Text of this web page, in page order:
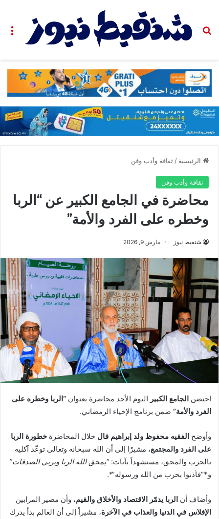
بحث عن
الرئيسية / ثقافة وأدب وفن
ثقافة وأدب وفن
محاضرة في الجامع الكبير عن “الربا
وخطره على الفرد والأمة”
شنقيط نيوز مارس 9, 2026
احتضن الجامع الكبير اليوم الأحد محاضرة بعنوان “الربا وخطره على
الفرد والأمة” ضمن برنامج الإحياء الرمضاني.
وأوضح الفقيه محفوظ ولد إبراهيم فال خلال المحاضرة خطورة الربا
على الفرد والمجتمع، مشيرًا إلى أن الله سبحانه وتعالى توعّد آكليه
بالحرب والمحق، مستشهداً بآيات:“يمحق الله الربا ويربي الصدقات”
و*“فأذنوا بحرب من الله ورسوله”*.
وأضاف أن الربا يدمّر الاقتصاد والأخلاق والقيم، وأن مصير المرابين
الإفلاس في الدنيا والعذاب في الآخرة، مشيراً إلى أن العالم بدأ يدرك